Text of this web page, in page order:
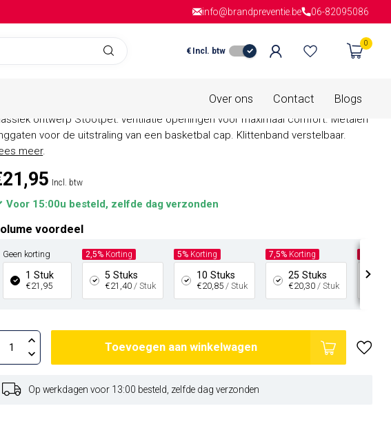
Gratis verzendingvanaf € 150,- in
info@brandpreventie.be 06-82095086
€ Incl. btw
0
Over ons Contact Blogs
Portwest Stootpet korte klep geel
ontwerp Stootpet: ventilatie openingen voor maximaal comfort. Metalen
voor de uitstraling van een basketbal cap. Klittenband verstelbaar.
meer.
Incl. btw
Voor 15:00u besteld, zelfde dag verzonden
voordeel
Geen korting
1 Stuk
€21,95
2,5% Korting
5 Stuks
€21,40 / Stuk
5% Korting
10 Stuks
€20,85 / Stuk
7,5% Korting
25 Stuks
€20,30 / Stuk
Toevoegen aan winkelwagen
Op werkdagen voor 13:00 besteld, zelfde dag verzonden